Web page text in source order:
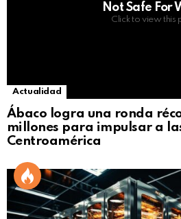
Not Safe For
Click to view this
Actualidad
Ábaco logra una ronda
millones para impulsar a
Centroamérica